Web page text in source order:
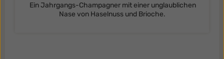
Ein Jahrgangs-Champagner mit einer unglaublichen
Nase von Haselnuss und Brioche.